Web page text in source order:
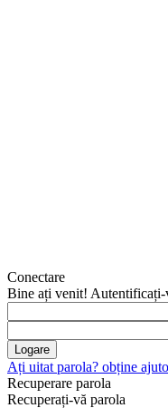
Conectare
Bine ați venit!
Ați uitat parola? obține
Recuperare parola
Recuperați-vă parola